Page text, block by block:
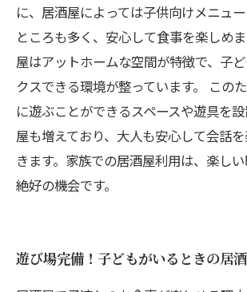
に、居酒屋によっては子供向けメニュ
ところも多く、安心して食事を楽しめ
屋はアットホームな空間が特徴で、子
クスできる環境が整っています。 この
に遊ぶことができるスペースや遊具を
屋も増えており、大人も安心して会話
きます。家族での居酒屋利用は、楽し
絶好の機会です。
遊び場完備！子どもがいるときの居